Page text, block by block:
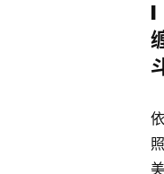
I
依
照
美